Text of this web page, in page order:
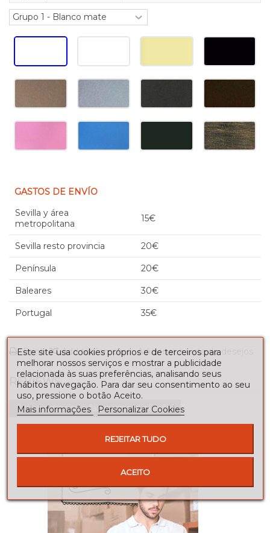
GASTOS DE ENVÍO
Sevilla y área
metropolitana
15€
Sevilla resto provincia 20€
Península 20€
Baleares 30€
Portugal 35€
Print Add to Compare Adicionar à Lista de desejos
REVIEWS
Seja o primeiro a fazer uma avaliação!
Este site usa cookies próprios e de terceiros para
melhorar nossos serviços e mostrar a publicidade
relacionada às suas preferências, analisando seus
hábitos navegação. Para dar seu consentimento ao seu
uso, pressione o botão Aceito.
Mais informações
Personalizar Cookies
REJEITAR TUDO
ACEITO